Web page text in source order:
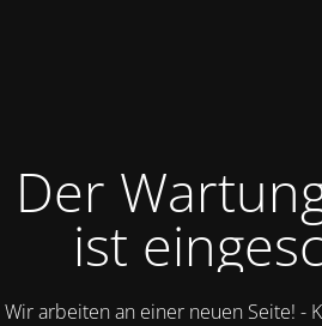
Der
ist
Wir arbeiten an einer neuen Seite! -